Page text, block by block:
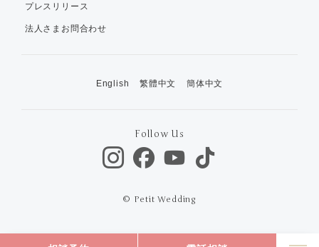
プレスリリース
法人さまお問合わせ
English 繁體中文 簡体中文
Follow Us
© Petit Wedding